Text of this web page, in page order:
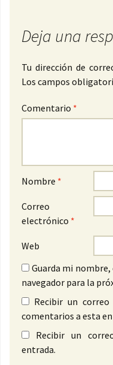
Deja una
Tu dirección de
Los campos
Comentario *
Nombre *
Correo
electrónico *
Web
Guarda mi
navegador para la
Recibir un
comentarios a esta
Recibir un
entrada.